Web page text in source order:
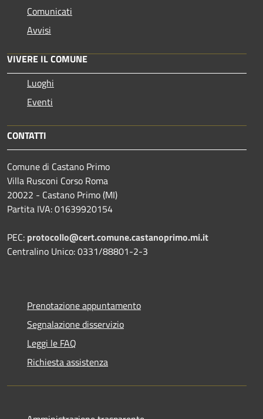
Comunicati
Avvisi
VIVERE IL COMUNE
Luoghi
Eventi
CONTATTI
Comune di Castano Primo
Villa Rusconi Corso Roma
20022 - Castano Primo (MI)
Partita IVA: 01639920154
PEC: protocollo@cert.comune.castanoprimo.mi.it
Centralino Unico: 0331/88801-2-3
Prenotazione appuntamento
Segnalazione disservizio
Leggi le FAQ
Richiesta assistenza